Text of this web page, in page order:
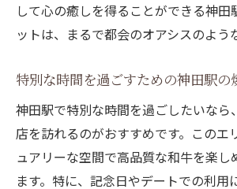
して心の癒しを得ることができる神田
ットは、まるで都会のオアシスのよう
特別な時間を過ごすための神田駅の
神田駅で特別な時間を過ごしたいなら
店を訪れるのがおすすめです。このエ
ュアリーな空間で高品質な和牛を楽し
ます。特に、記念日やデートでの利用